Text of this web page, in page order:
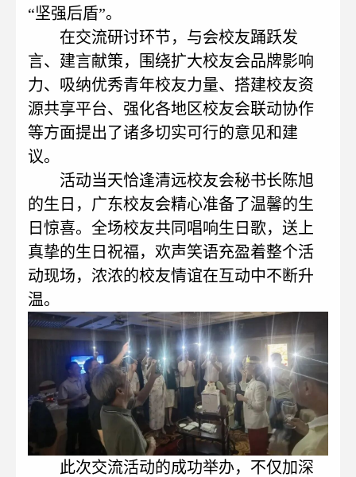
“坚强后盾”。
在交流研讨环节，与会校友踊跃发
言、建言献策，围绕扩大校友会品牌影响
力、吸纳优秀青年校友力量、搭建校友资
源共享平台、强化各地区校友会联动协作
等方面提出了诸多切实可行的意见和建
议。
活动当天恰逢清远校友会秘书长陈旭
的生日，广东校友会精心准备了温馨的生
日惊喜。全场校友共同唱响生日歌，送上
真挚的生日祝福，欢声笑语充盈着整个活
动现场，浓浓的校友情谊在互动中不断升
温。
此次交流活动的成功举办，不仅加深